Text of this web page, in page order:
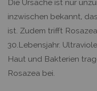
Die Ursache ist nur
inzwischen bekannt,
ist. Zudem trifft
30.Lebensjahr.
Haut und Bakterien
Rosazea bei.